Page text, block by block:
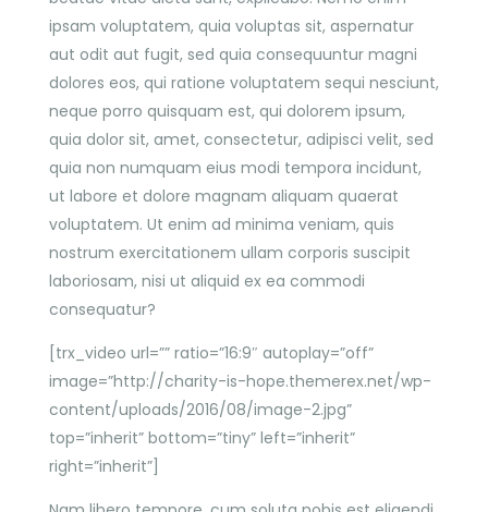
ipsam voluptatem, quia voluptas sit, aspernatur
aut odit aut fugit, sed quia consequuntur magni
dolores eos, qui ratione voluptatem sequi nesciunt,
neque porro quisquam est, qui dolorem ipsum,
quia dolor sit, amet, consectetur, adipisci velit, sed
quia non numquam eius modi tempora incidunt,
ut labore et dolore magnam aliquam quaerat
voluptatem. Ut enim ad minima veniam, quis
nostrum exercitationem ullam corporis suscipit
laboriosam, nisi ut aliquid ex ea commodi
consequatur?
[trx_video url=”” ratio=”16:9″ autoplay=”off”
image=”http://charity-is-hope.themerex.net/wp-
content/uploads/2016/08/image-2.jpg”
top=”inherit” bottom=”tiny” left=”inherit”
right=”inherit”]